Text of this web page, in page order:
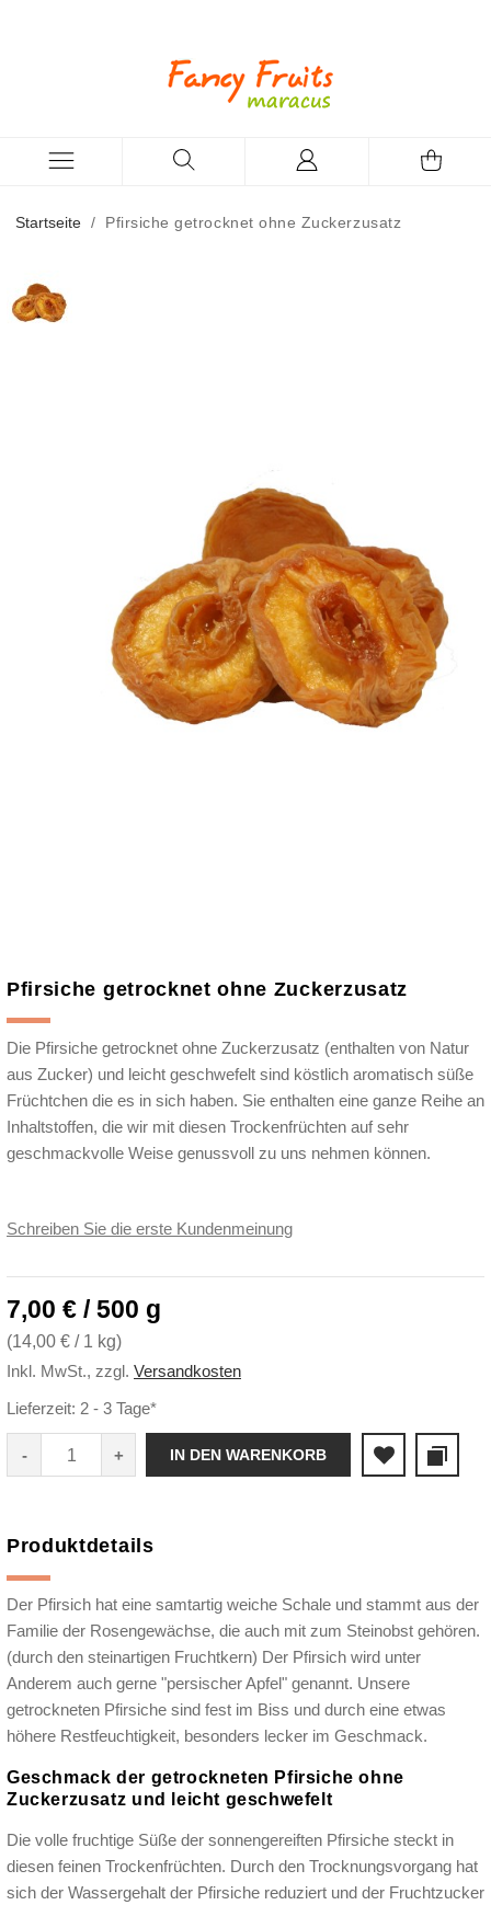
Startseite / Pfirsiche getrocknet ohne Zuckerzusatz
Pfirsiche getrocknet ohne Zuckerzusatz
Die Pfirsiche getrocknet ohne Zuckerzusatz (enthalten von Natur
aus Zucker) und leicht geschwefelt sind köstlich aromatisch süße
Früchtchen die es in sich haben. Sie enthalten eine ganze Reihe an
Inhaltstoffen, die wir mit diesen Trockenfrüchten auf sehr
geschmackvolle Weise genussvoll zu uns nehmen können.
Schreiben Sie die erste Kundenmeinung
7,00 € / 500 g
(14,00 € / 1 kg)
Inkl. MwSt., zzgl. Versandkosten
Lieferzeit: 2 - 3 Tage*
IN DEN WARENKORB
Produktdetails
Der Pfirsich hat eine samtartig weiche Schale und stammt aus der
Familie der Rosengewächse, die auch mit zum Steinobst gehören.
(durch den steinartigen Fruchtkern) Der Pfirsich wird unter
Anderem auch gerne "persischer Apfel" genannt. Unsere
getrockneten Pfirsiche sind fest im Biss und durch eine etwas
höhere Restfeuchtigkeit, besonders lecker im Geschmack.
Geschmack der getrockneten Pfirsiche ohne
Zuckerzusatz und leicht geschwefelt
Die volle fruchtige Süße der sonnengereiften Pfirsiche steckt in
diesen feinen Trockenfrüchten. Durch den Trocknungsvorgang hat
sich der Wassergehalt der Pfirsiche reduziert und der Fruchtzucker